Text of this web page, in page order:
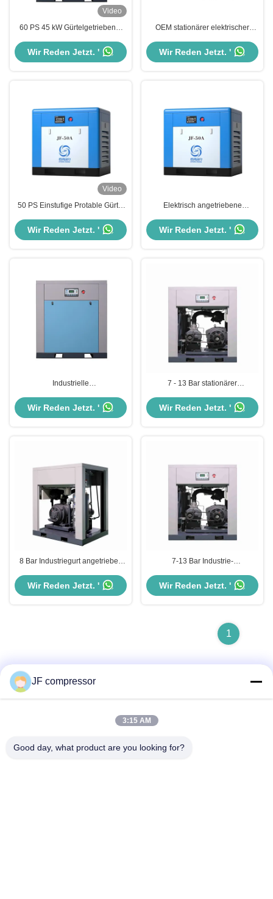
Video
60 PS 45 kW Gürtelgetriebener
Industrieller
Einstufenschraubkompressor
Wir Reden Jetzt. '
OEM stationärer elektrischer
75 kW
Festgeschwindigkeitsluftkompressor
Wir Reden Jetzt. '
Video
50 PS Einstufige Protable Gürtel
Schraubluftkompressor 37KW 8
Bar Druck
Wir Reden Jetzt. '
Elektrisch angetriebene
für stationäre Anwendungen
Wir Reden Jetzt. '
Industrielle
Schraubluftkompressormaschine
Druck 5,0 - 7,4Mpa
Wir Reden Jetzt. '
7 - 13 Bar stationärer
75 kW Leistung mit Gürtelantrieb
Wir Reden Jetzt. '
8 Bar Industriegurt angetrieben
50Hz 3Ph Blau
Konfigurationsfarbe
Wir Reden Jetzt. '
7-13 Bar Industrie-
kW - 75kw OEM akzeptiert
Wir Reden Jetzt. '
1
Nr. 99 Shengzhou Road, Bezirk Huishan, Stadt Wuxi,
JF compressor
3:15 AM
Good day, what product are you looking for?